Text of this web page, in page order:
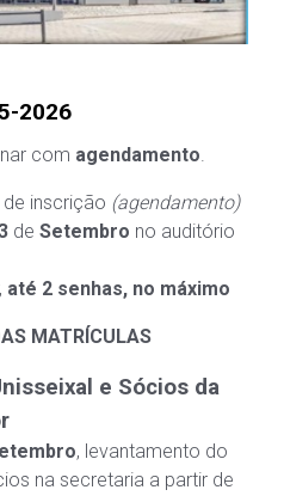
2026
com agendamento.
inscrição (agendamento)
de Setembro no auditório
até 2 senhas, no máximo
MATRÍCULAS
e Sócios da
, levantamento do
na secretaria a partir de